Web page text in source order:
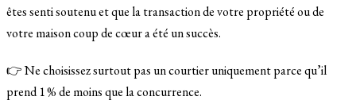
êtes senti soutenu et que la transaction de votre propriété ou de
votre maison coup de cœur a été un succès.
👉 Ne choisissez surtout pas un courtier uniquement parce qu’il
prend 1 % de moins que la concurrence.